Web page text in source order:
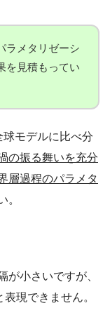
ラメタリゼーシ
を見積もってい
モデルに比べ分
の振る舞いを充分
層過程のパラメタ
。
が小さいですが、
現できません。